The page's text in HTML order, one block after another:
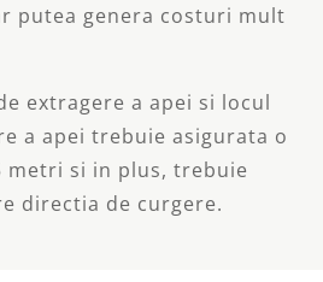
putea genera costuri mult
extragere a apei si locul
a apei trebuie asigurata o
metri si in plus, trebuie
directia de curgere.